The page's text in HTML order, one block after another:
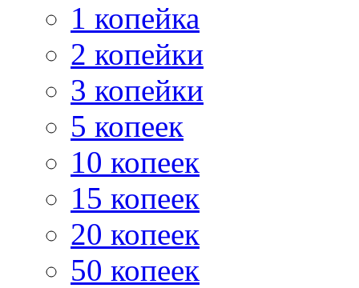
1 копейка
2 копейки
3 копейки
5 копеек
10 копеек
15 копеек
20 копеек
50 копеек